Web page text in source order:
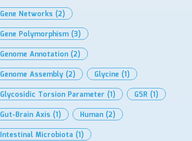
Gene Networks (2)
Gene Polymorphism (3)
Genome Annotation (2)
Genome Assembly (2) Glycine (1)
Glycosidic Torsion Parameter (1) GSR (1)
Gut-Brain Axis (1) Human (2)
Intestinal Microbiota (1)